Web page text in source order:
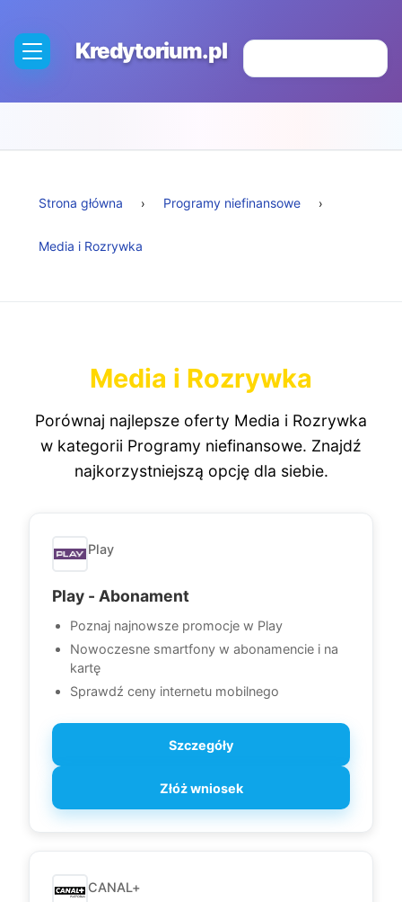
Kredytorium.pl
Strona główna Programy niefinansowe
Media i Rozrywka
Media i Rozrywka
Porównaj najlepsze oferty Media i Rozrywka
w kategorii Programy niefinansowe. Znajdź
najkorzystniejszą opcję dla siebie.
Play
Play - Abonament
Poznaj najnowsze promocje w Play
Nowoczesne smartfony w abonamencie i na
kartę
Sprawdź ceny internetu mobilnego
Szczegóły
Złóż wniosek
CANAL+